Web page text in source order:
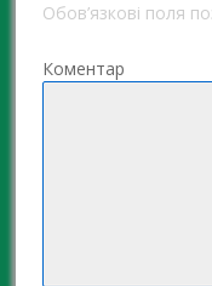
Обов’язкові поля
Коментар